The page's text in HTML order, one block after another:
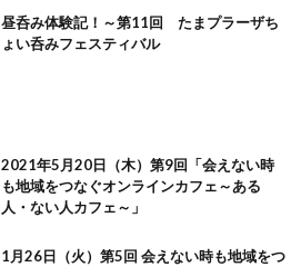
昼呑み体験記！～第11回 たまプラーザち
ょい呑みフェスティバル
2021年5月20日（木）第9回「会えない時
も地域をつなぐオンラインカフェ～ある
人・ない人カフェ～」
1月26日（火）第5回 会えない時も地域をつ